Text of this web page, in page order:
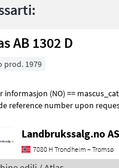
AB 1302 D
prod. 1979
(NO) == mascus_category: excavators Please
reference number upon
Landbrukssalg.no AS
7080 H Trondheim – Tromsø